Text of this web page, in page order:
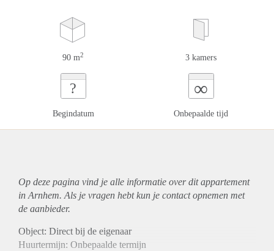
90 m2 3 kamers
?
Begindatum
∞
Onbepaalde tijd
Op deze pagina vind je alle informatie over ditappartement
in Arnhem. Als je vragen hebt kun je contact opnemen met
de aanbieder.
Object: Direct bij de eigenaar
Huurtermijn: Onbepaalde termijn